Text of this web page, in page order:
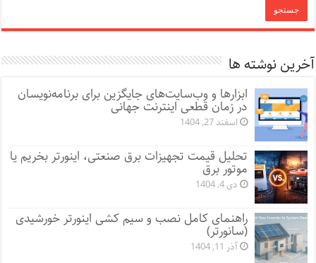
آخرین نوشته ها
ابزارها و وب‌سایت‌های جایگزین برای برنامه‌نویسان
در زمان قطعی اینترنت جهانی
اسفند 27, 1404
تحلیل قیمت تجهیزات برق صنعتی، اینورتر بخریم یا
موتور برق
دی 4, 1404
راهنمای کامل نصب و سیم کشی اینورتر خورشیدی
(سانورتر)
آذر 11, 1404